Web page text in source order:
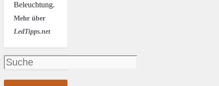
Beleuchtung.
Mehr über
LedTipps.net
Suchen